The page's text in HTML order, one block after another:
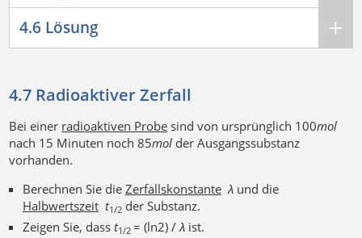
4.6 Lösung
4.7 Radioaktiver Zerfall
Bei einer radioaktiven Probe sind von ursprünglich 100mol
nach 15 Minuten noch 85mol der Ausgangssubstanz
vorhanden.
Berechnen Sie die Zerfallskonstante λund die
Halbwertszeit t1/2der Substanz.
Zeigen Sie, dass t1/2 = (ln2) / λ ist.